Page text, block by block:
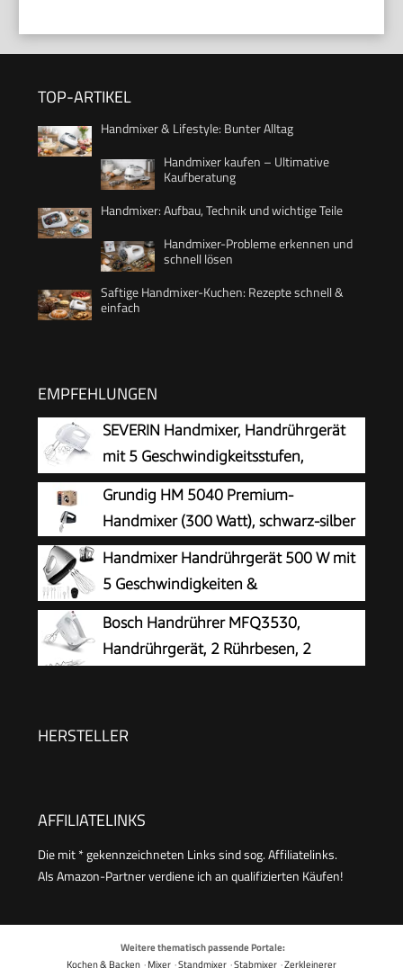
TOP-ARTIKEL
Handmixer & Lifestyle: Bunter Alltag
Handmixer kaufen – Ultimative
Kaufberatung
Handmixer: Aufbau, Technik und wichtige Teile
Handmixer-Probleme erkennen und
schnell lösen
Saftige Handmixer-Kuchen: Rezepte schnell &
einfach
EMPFEHLUNGEN
SEVERIN Handmixer, Handrührgerät
mit 5 Geschwindigkeitsstufen,
praktischer Handrührer mit 2
Edelstahl-Rührbesen und -Knethaken, weiß, HM
3820
Grundig HM 5040 Premium-
Handmixer (300 Watt), schwarz-silber
Handmixer Handrührgerät 500 W mit
5 Geschwindigkeiten &
Turbinenfunktion
Bosch Handrührer MFQ3530,
Handrührgerät, 2 Rührbesen, 2
450 W, weiß
HERSTELLER
AFFILIATELINKS
Die mit * gekennzeichneten Links sind sog. Affiliatelinks.
Als Amazon-Partner verdiene ich an qualifizierten Käufen!
Weitere thematisch passende Portale:
Kochen & Backen ·Mixer ·Standmixer ·Stabmixer ·Zerkleinerer